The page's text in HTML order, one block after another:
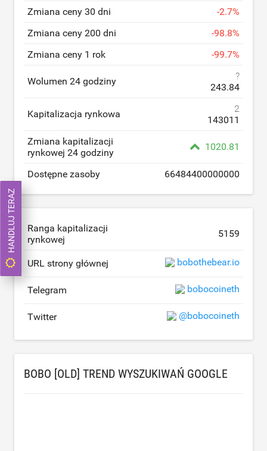
Zmiana ceny 30 dni -2.7%
Zmiana ceny 200 dni
-98.8%
Zmiana ceny 1 rok
-99.7%
Wolumen 24 godziny
?
243.84
Kapitalizacja rynkowa
2
143011
Zmiana kapitalizacji
rynkowej 24 godziny
1020.81
Dostępne zasoby 66484400000000
Ranga kapitalizacji
rynkowej
5159
URL strony głównej bobothebear.io
Telegram bobocoineth
Twitter @bobocoineth
BOBO [OLD] TREND WYSZUKIWAŃ GOOGLE
HANDLUJ TERAZ